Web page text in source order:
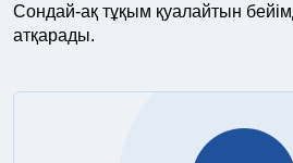
Сондай-ақ тұқым қуалайтын
атқарады.